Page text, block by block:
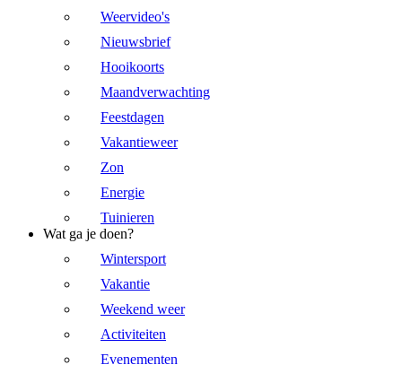
Weervideo's
Nieuwsbrief
Hooikoorts
Maandverwachting
Feestdagen
Vakantieweer
Zon
Energie
Tuinieren
Wat ga je doen?
Wintersport
Vakantie
Weekend weer
Activiteiten
Evenementen